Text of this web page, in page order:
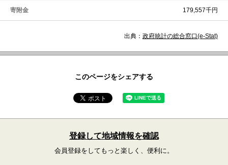
寄附金 179,557千円
出典： 政府統計の総合窓口(e-Stat)
このページをシェアする
登録して地域情報を確認
会員登録をしてもっと楽しく、便利に。